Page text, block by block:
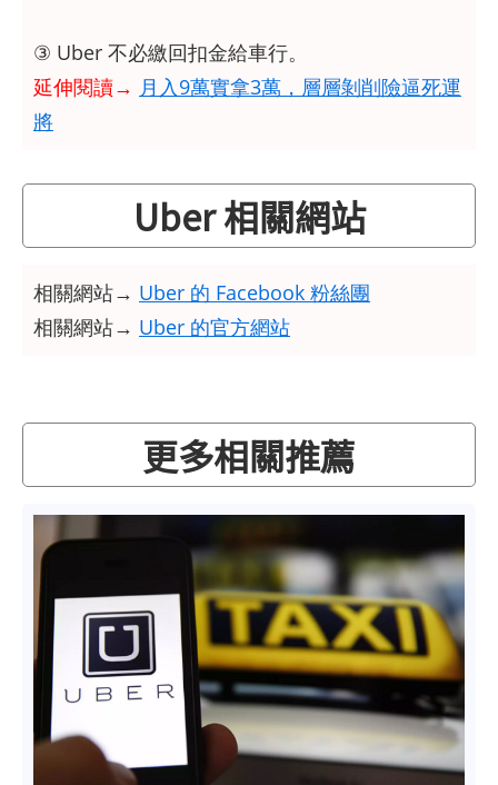
③ Uber 不必繳回扣金給車行。
延伸閱讀→ 月入9萬實拿3萬，層層剝削險逼死運
將
Uber 相關網站
相關網站→ Uber 的 Facebook 粉絲團
相關網站→ Uber 的官方網站
更多相關推薦